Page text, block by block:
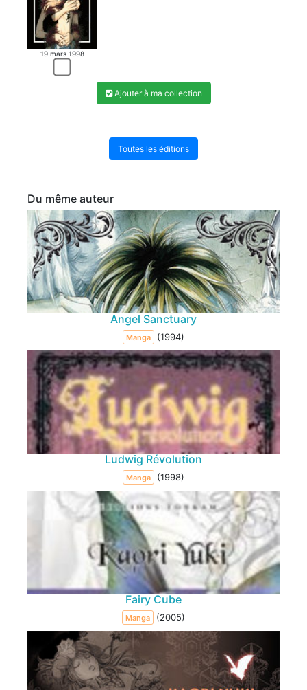
19 mars 1998
Ajouter à ma collection
Toutes les éditions
Du même auteur
Angel Sanctuary
Manga (1994)
Ludwig Révolution
Manga (1998)
Fairy Cube
Manga (2005)